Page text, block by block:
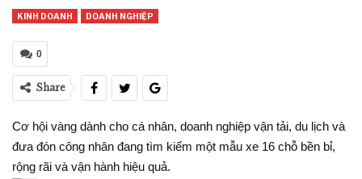
KINH DOANH DOANH NGHIỆP
0
Share
Cơ hội vàng dành cho cá nhân, doanh nghiệp vận tải, du lịch và
đưa đón công nhân đang tìm kiếm một mẫu xe 16 chỗ bền bỉ,
rộng rãi và vận hành hiệu quả.